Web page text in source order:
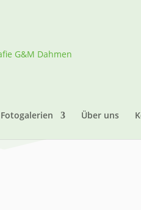
Fotogalerien Über uns